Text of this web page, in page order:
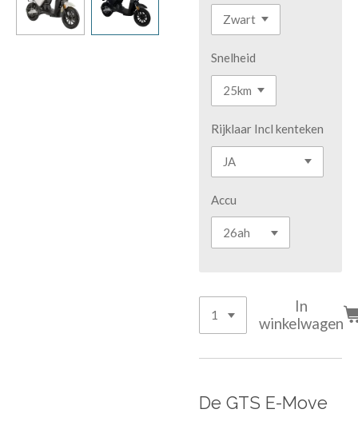
Snelheid
Rijklaar Incl kenteken
Accu
In
winkelwagen
De GTS E-Move